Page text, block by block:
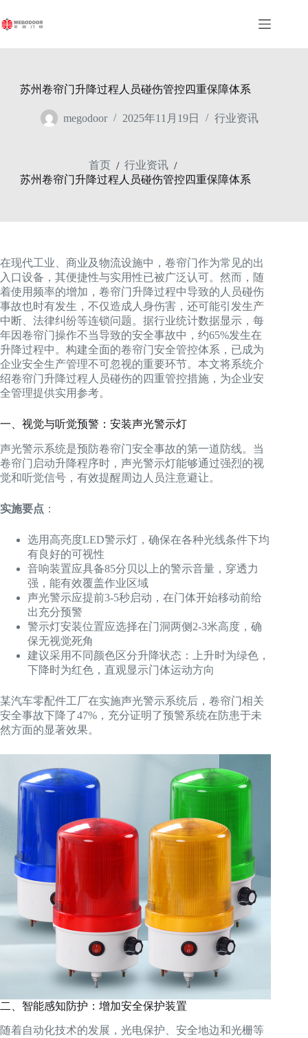
至
苏州卷帘门升降过程人员碰伤管控四重保障体系
megodoor 2025年11月19日 行业资讯
首页 / 行业资讯 /
苏州卷帘门升降过程人员碰伤管控四重保障体系
在现代工业、商业及物流设施中，卷帘门作为常见的出
入口设备，其便捷性与实用性已被广泛认可。然而，随
着使用频率的增加，卷帘门升降过程中导致的人员碰伤
事故也时有发生，不仅造成人身伤害，还可能引发生产
中断、法律纠纷等连锁问题。据行业统计数据显示，每
年因卷帘门操作不当导致的安全事故中，约65%发生在
升降过程中。构建全面的卷帘门安全管控体系，已成为
企业安全生产管理不可忽视的重要环节。本文将系统介
绍卷帘门升降过程人员碰伤的四重管控措施，为企业安
全管理提供实用参考。
一、视觉与听觉预警：安装声光警示灯
声光警示系统是预防卷帘门安全事故的第一道防线。当
卷帘门启动升降程序时，声光警示灯能够通过强烈的视
觉和听觉信号，有效提醒周边人员注意避让。
实施要点 ：
选用高亮度LED警示灯，确保在各种光线条件下均
有良好的可视性
音响装置应具备85分贝以上的警示音量，穿透力
强，能有效覆盖作业区域
声光警示应提前3-5秒启动，在门体开始移动前给
出充分预警
警示灯安装位置应选择在门洞两侧2-3米高度，确
保无视觉死角
建议采用不同颜色区分升降状态：上升时为绿色，
下降时为红色，直观显示门体运动方向
某汽车零配件工厂在实施声光警示系统后，卷帘门相关
安全事故下降了47%，充分证明了预警系统在防患于未
然方面的显著效果。
二、智能感知防护：增加安全保护装置
随着自动化技术的发展，光电保护、安全地边和光栅等